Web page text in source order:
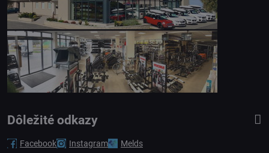
Dôležité odkazy
Facebook Instagram Melds